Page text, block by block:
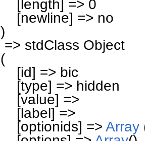
[length] => 0
[newline] => no
)
=> stdClass Object
(
[id] => bic
[type] => hidden
[value] =>
[label] =>
[optionids] => Array